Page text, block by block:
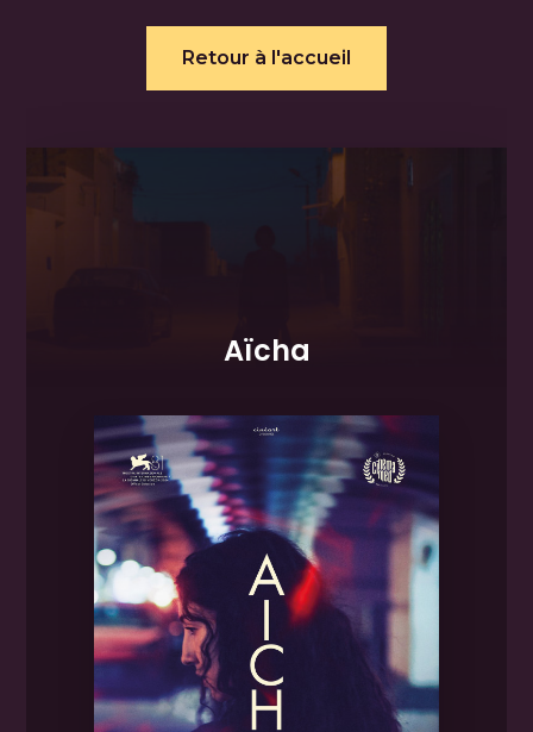
Retour à l'accueil
Aïcha